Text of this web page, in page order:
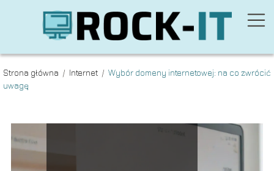
Strona główna / Internet / Wybór domeny internetowej: na co zwrócić
uwagę